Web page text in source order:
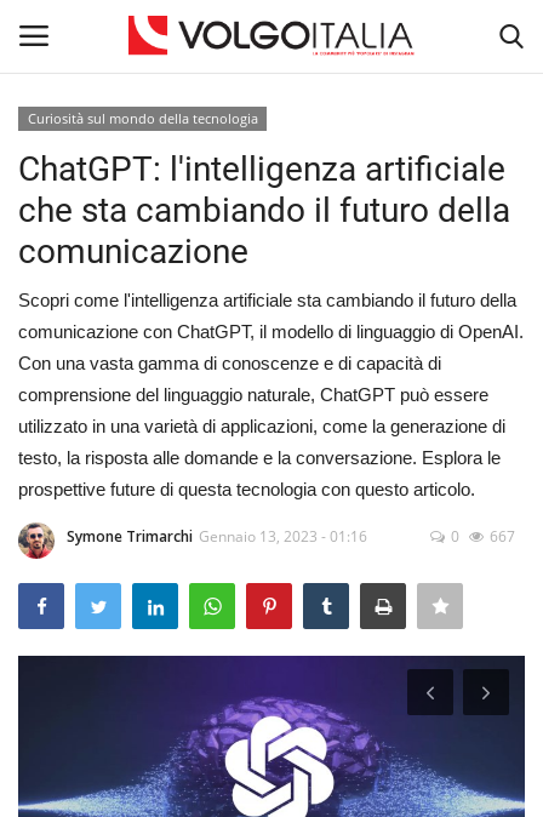
Home
Territorio
Il Fondatore
Dicono di noi
Volgo Academy
Entra nel Team
Curiosità sul mondo della tecnologia
ChatGPT: l'intelligenza artificiale
che sta cambiando il futuro della
comunicazione
Scopri come l'intelligenza artificiale sta cambiando il futuro della
comunicazione con ChatGPT, il modello di linguaggio di OpenAI.
Con una vasta gamma di conoscenze e di capacità di
comprensione del linguaggio naturale, ChatGPT può essere
utilizzato in una varietà di applicazioni, come la generazione di
testo, la risposta alle domande e la conversazione. Esplora le
prospettive future di questa tecnologia con questo articolo.
Symone Trimarchi Gennaio 13, 2023 - 01:16 0 667